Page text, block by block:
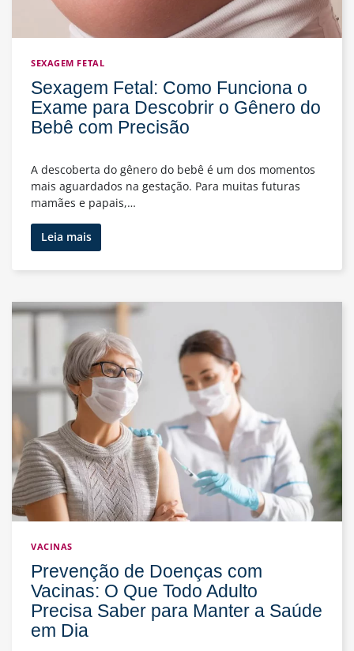
SEXAGEM FETAL
Sexagem Fetal: Como Funciona o
Exame para Descobrir o Gênero do
Bebê com Precisão
A descoberta do gênero do bebê é um dos momentos
mais aguardados na gestação. Para muitas futuras
mamães e papais,…
Leia maisSexagem
Fetal:
Como
o
Exame
para
Descobrir
o
Gênero
do
Bebê
com
Precisão
VACINAS
Prevenção de Doenças com
Vacinas: O Que Todo Adulto
Precisa Saber para Manter a Saúde
em Dia